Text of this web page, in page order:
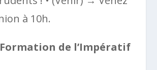
à 10h.
de l’Impératif